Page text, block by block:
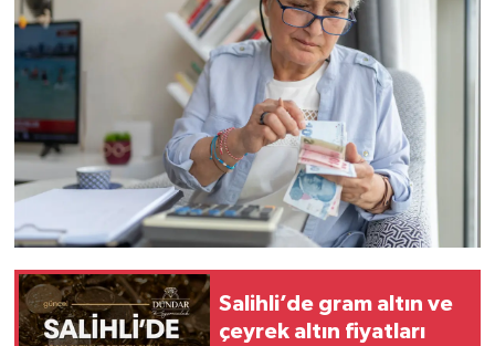
Salihli’de gram altın ve
çeyrek altın fiyatları